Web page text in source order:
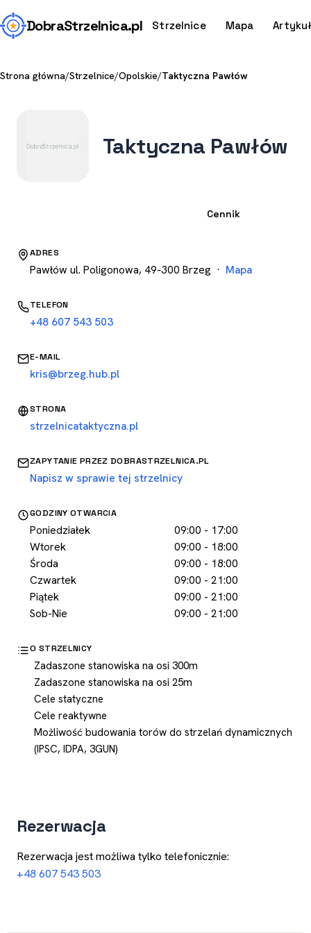
DobraStrzelnica.pl Strzelnice Mapa
Strona główna/Strzelnice/Opolskie/Taktyczna Pawłów
Taktyczna Pawłów
Cennik
ADRES
Pawłów ul. Poligonowa, 49-300 Brzeg · Mapa
TELEFON
+48 607 543 503
E-MAIL
kris@brzeg.hub.pl
STRONA
strzelnicataktyczna.pl
ZAPYTANIE PRZEZ DOBRASTRZELNICA.PL
Napisz w sprawie tej strzelnicy
GODZINY OTWARCIA
Poniedziałek
09:00 - 17:00
Wtorek
09:00 - 18:00
Środa
09:00 - 18:00
Czwartek
09:00 - 21:00
Piątek
09:00 - 21:00
Sob-Nie
09:00 - 21:00
O STRZELNICY
Zadaszone stanowiska na osi 300m
Zadaszone stanowiska na osi 25m
Cele statyczne
Cele reaktywne
Możliwość budowania torów do strzelań dynamicznych
(IPSC, IDPA, 3GUN)
Rezerwacja
Rezerwacja jest możliwa tylko telefonicznie:
+48 607 543 503